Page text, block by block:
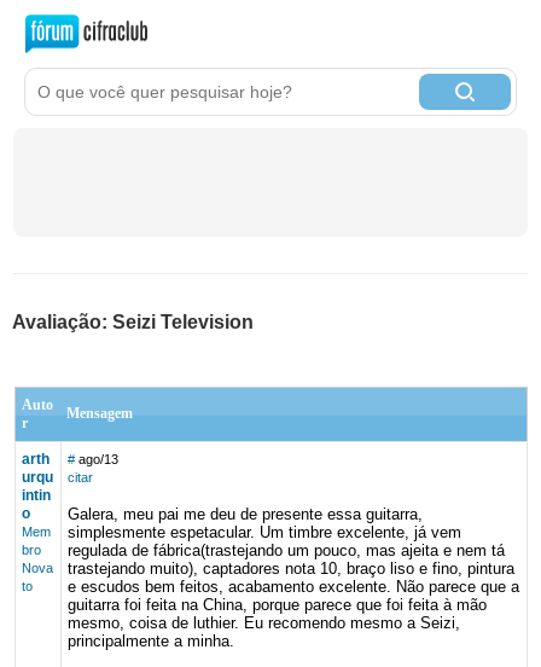
Avaliação: Seizi Television
Auto
r
Mensagem
arth
urqu
intin
o
Mem
bro
Nova
to
# ago/13
citar
Galera, meu pai me deu de presente essa guitarra,
simplesmente espetacular. Um timbre excelente, já vem
regulada de fábrica(trastejando um pouco, mas ajeita e nem tá
trastejando muito), captadores nota 10, braço liso e fino, pintura
e escudos bem feitos, acabamento excelente. Não parece que a
guitarra foi feita na China, porque parece que foi feita à mão
mesmo, coisa de luthier. Eu recomendo mesmo a Seizi,
principalmente a minha.